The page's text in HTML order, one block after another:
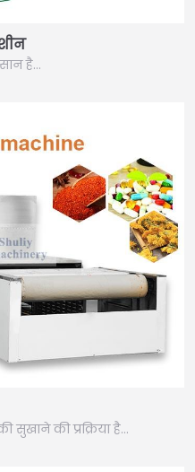
है…
सुखाने की प्रक्रिया है…